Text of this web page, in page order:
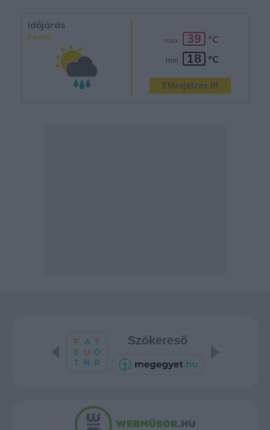
időjárás
Péntek max. 39 °C
min. 18 °C
Előrejelzés itt
Szókereső